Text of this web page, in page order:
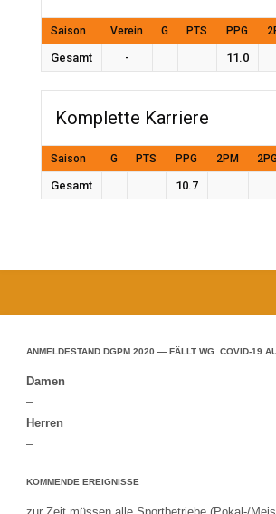
Saison Verein G PTS PPG
Gesamt - 11.0
Komplette Karriere
Saison G PTS PPG 2PM
Gesamt 10.7
ANMELDESTAND DGPM 2020 — FÄLLT WG. COVID-19
Damen
–
Herren
–
KOMMENDE EREIGNISSE